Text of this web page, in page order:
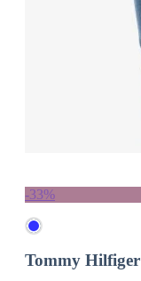
-33%
Tommy Hilfiger